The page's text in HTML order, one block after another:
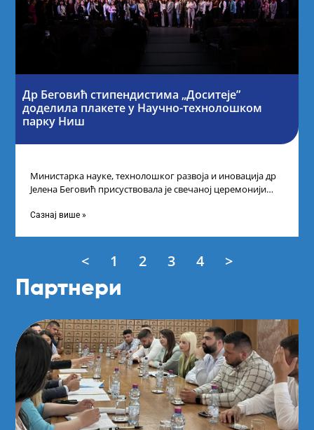
Др Беговић стипендистима „Доситеје”
доделила плакете у Научно-технолошком
парку Ниш
Министарка науке, технолошког развоја и иновација др
Јелена Беговић присуствовала је свечаној церемонији
„Доситеја” Фонда
Сазнај више »
< 1 2 3 4 >
Партнери